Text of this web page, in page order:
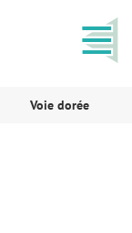
Voie dorée